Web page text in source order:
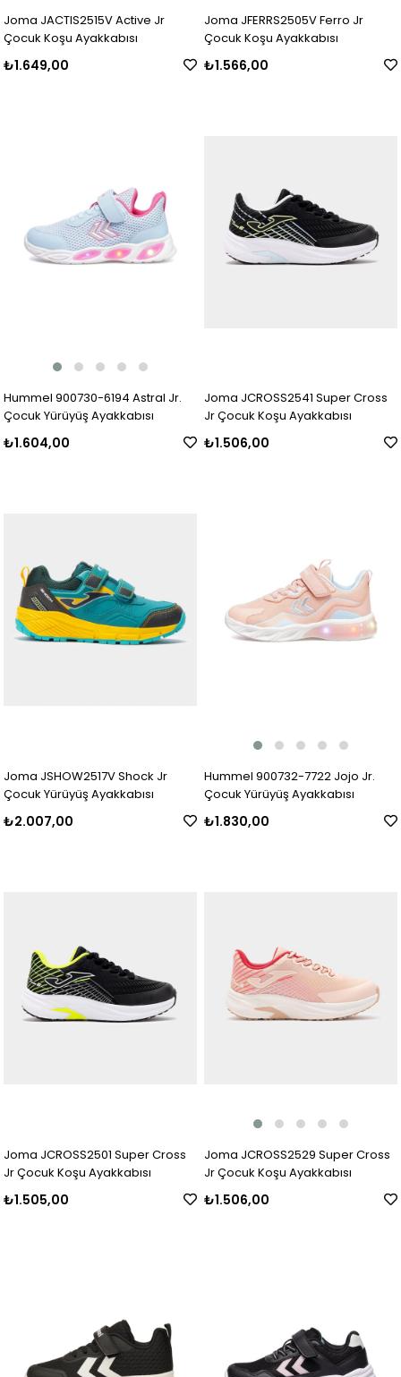
Joma JACTIS2515V Active Jr
Çocuk Koşu Ayakkabısı
₺1.649,00
Joma JFERRS2505V Ferro Jr
Çocuk Koşu Ayakkabısı
₺1.566,00
Hummel 900730-6194 Astral Jr.
Çocuk Yürüyüş Ayakkabısı
₺1.604,00
Joma JCROSS2541 Super Cross
Jr Çocuk Koşu Ayakkabısı
₺1.506,00
Joma JSHOW2517V Shock Jr
Çocuk Yürüyüş Ayakkabısı
₺2.007,00
Hummel 900732-7722 Jojo Jr.
Çocuk Yürüyüş Ayakkabısı
₺1.830,00
Joma JCROSS2501 Super Cross
Jr Çocuk Koşu Ayakkabısı
₺1.505,00
Joma JCROSS2529 Super Cross
Jr Çocuk Koşu Ayakkabısı
₺1.506,00